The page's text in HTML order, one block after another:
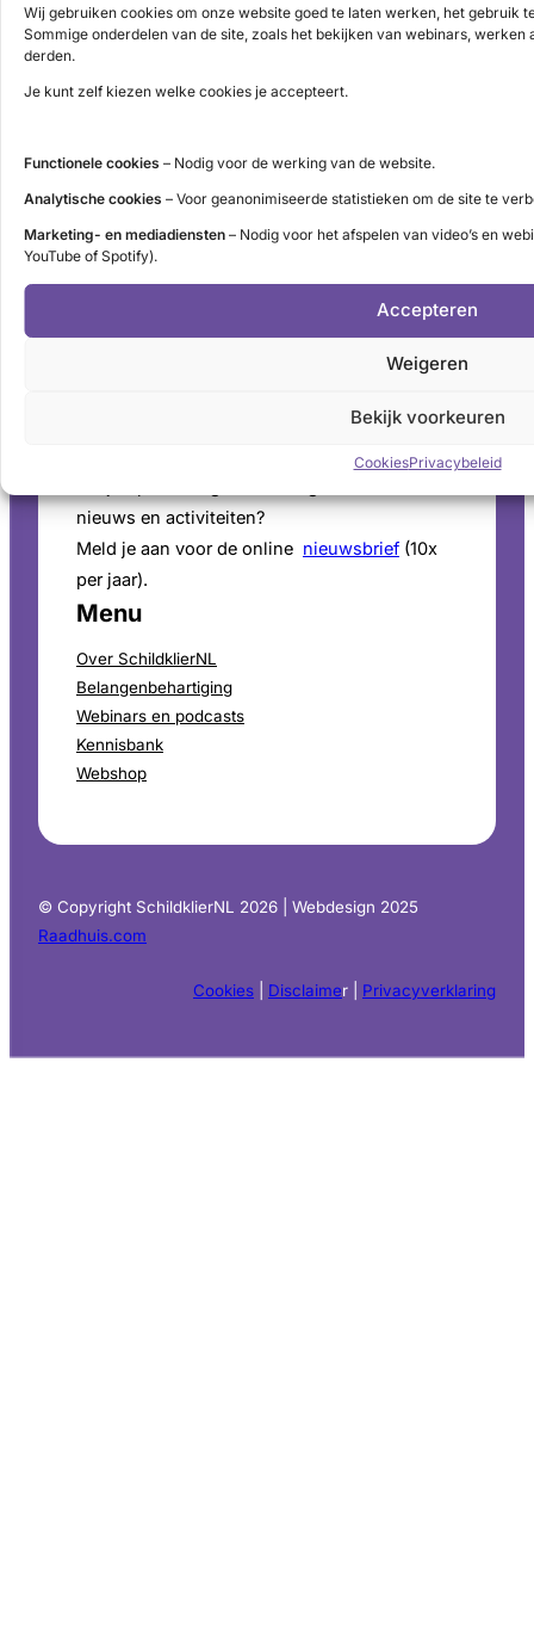
Wij gebruiken cookies om onze website goed te laten werken, het gebruik
Sommige onderdelen van de site, zoals het bekijken van webinars,
derden.
Je kunt zelf kiezen welke cookies je accepteert.
Functionele cookies – Nodig voor de werking van de website.
Analytische cookies – Voor geanonimiseerde statistieken om de site te
Marketing- en mediadiensten – Nodig voor het afspelen van video’s en
YouTube of Spotify).
Accepteren
Weigeren
Bekijk voorkeuren
CookiesPrivacybeleid
Administratie (9 tot 12 uur)
tel. 085 – 489 12 36
Voor een luisterend oor, informatie en
Pers
Voor persinformatie en mediaverzoeken bekijk
goedgekeurd.
nieuws en activiteiten?
Meld je aan voor de online nieuwsbrief (10x
per jaar).
Menu
Over SchildklierNL
Belangenbehartiging
Webinars en podcasts
Kennisbank
Webshop
© Copyright SchildklierNL 2026 | Webdesign 2025
Raadhuis.com
Cookies Disclaimer | Privacyverklaring